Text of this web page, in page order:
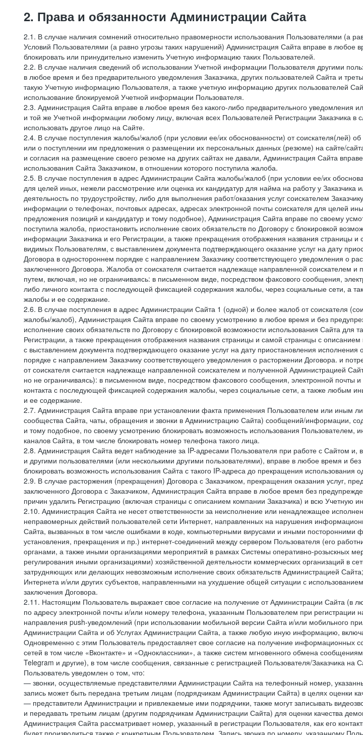
2. Права и обязанности Администрации Сайта
2.1. В случае наличия сомнений относительно правомерности использования Пользователями (а
Условий Пользователями (а равно угрозы таких нарушений) Администрация Сайта вправе в любое
блокировать или принудительно изменить Учетную информацию таких Пользователей.
2.2. В случае наличия сведений об использовании Учетной информации Пользователя другими
в любое время и без предварительного уведомления Заказчика, других пользователей Сайта и
такую Учетную информацию Пользователя, а также учетную информацию других пользователей
использование блокируемой Учетной информации Пользователя.
2.3. Администрация Сайта вправе в любое время без какого-либо предварительного уведомления
и той же Учетной информации любому лицу, включая всех Пользователей Регистрации Заказчика
использовать другое лицо на Сайте.
2.4. В случае поступления жалобы/жалоб (при условии ее/их обоснованности) от соискателя(лей)
или о поступлении им предложения о размещении их персональных данных (резюме) на сайте/
и согласия на размещение своего резюме на других сайтах не давали, Администрация Сайта
использования Сайта Заказчиком, в отношении которого поступила жалоба.
2.5. В случае поступления в адрес Администрации Сайта жалобы/жалоб (при условии ее/их
для целей иных, нежели рассмотрение или оценка их кандидатур для найма на работу у
деятельность по трудоустройству, либо для выполнения работ/оказания услуг соискателем
информации о телефонах, почтовых адресах, адресах электронной почты соискателя для целей
предложения позиций и кандидатур и тому подобное), Администрация Сайта вправе по своему
поступила жалоба, приостановить исполнение своих обязательств по Договору с блокировкой
информации Заказчика и его Регистрации, а также прекращения отображения названия страницы
видимых Пользователям, с выставлением документа подтверждающего оказание услуг на дату
Договора в одностороннем порядке с направлением Заказчику соответствующего уведомления о
заключенного Договора. Жалоба от соискателя считается надлежаще направленной соискателем
путем, включая, но не ограничиваясь: в письменном виде, посредством факсового сообщения,
либо личного контакта с последующей фиксацией содержания жалобы, через социальные сети, а
жалобы и ее содержание.
2.6. В случае поступления в адрес Администрации Сайта 1 (одной) и более жалоб от соискателя
жалобы/жалоб), Администрация Сайта вправе по своему усмотрению в любое время и без
исполнение своих обязательств по Договору с блокировкой возможности использования Сайта
Регистрации, а также прекращения отображения названия страницы и самой страницы с
с выставлением документа подтверждающего оказание услуг на дату приостановления исполнения
порядке с направлением Заказчику соответствующего уведомления о расторжении Договора. и
от соискателя считается надлежаще направленной соискателем и полученной Администрацией
но не ограничиваясь): в письменном виде, посредством факсового сообщения, электронной почты
контакта с последующей фиксацией содержания жалобы, через социальные сети, а также любым
и ее содержание.
2.7. Администрация Сайта вправе при установлении факта применения Пользователем или иным
сообщества Сайта, чаты, обращения и звонки в Администрацию Сайта) сообщений/информации,
и тому подобное, по своему усмотрению блокировать возможность использования
каналов Сайта, в том числе блокировать номер телефона такого лица.
2.8. Администрация Сайта ведет наблюдение за IP-адресами Пользователя при работе с Сайтом и,
и другими пользователями (или несколькими другими пользователями), вправе в любое время и
блокировать возможность использования Сайта с такого IP-адреса до прекращения
2.9. В случае расторжения (прекращения) Договора с Заказчиком, прекращения оказания услуг,
заключенного Договора с Заказчиком, Администрация Сайта вправе в любое время без
причин удалить Регистрацию (включая страницы с описанием компании Заказчика) и всю Учетную
2.10. Администрация Сайта не несет ответственности за неисполнение или ненадлежащее
неправомерных действий пользователей сети Интернет, направленных на нарушения
Сайта, вызванных в том числе ошибками в коде, компьютерными вирусами и иными посторонними
установления, прекращения и пр.) интернет-соединений между сервером Пользователя (его
органами, а также иными организациями мероприятий в рамках Системы оперативно-розыскных
регулирования иными организациями) хозяйственной деятельности коммерческих организаций в
затрудняющих или делающих невозможным исполнение своих обязательств Администрацией
Интернета и/или других субъектов, направленными на ухудшение общей ситуации с
заключения Договора.
2.11. Настоящим Пользователь выражает свое согласие на получение от Администрации Сайта (в
по адресу электронной почты и/или номеру телефона, указанным Пользователем при
направления push-уведомлений (при использовании мобильной версии Сайта и/или мобильного
Администрации Сайта и об Услугах Администрации Сайта, а также любую иную информацию,
Одновременно с этим Пользователь предоставляет свое согласие на получение
сетей в том числе «Вконтакте» и «Одноклассники», а также систем мгновенного обмена
Telegram и другие), в том числе сообщения, связанные с регистрацией Пользователя/Заказчика на
Пользователь уведомлен о том, что:
— звонки, осуществляемые представителями Администрации Сайта на телефонный номер,
запись может быть передана третьим лицам (подрядчикам Администрации Сайта) в целях оценки
— представители Администрации и привлекаемые ими подрядчики, также могут записывать
и передавать третьим лицам (другим подрядчикам Администрации Сайта) для оценки качества
Администрация Сайта рассматривает номер, указанный в регистрации Пользователя, как его
будет производиться также с конкретным Пользователем. Запись звонка по номеру, указанному